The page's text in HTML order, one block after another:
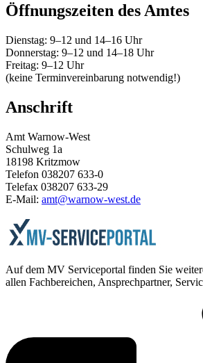
Öffnungszeiten des Amtes
Dienstag: 9–12 und 14–16 Uhr
Donnerstag: 9–12 und 14–18 Uhr
Freitag: 9–12 Uhr
(keine Terminvereinbarung notwendig!)
Anschrift
Amt Warnow-West
Schulweg 1a
18198 Kritzmow
Telefon 038207 633-0
Telefax 038207 633-29
E-Mail: amt@warnow-west.de
Auf dem MV Serviceportal finden Sie
allen Fachbereichen, Ansprechpartner,